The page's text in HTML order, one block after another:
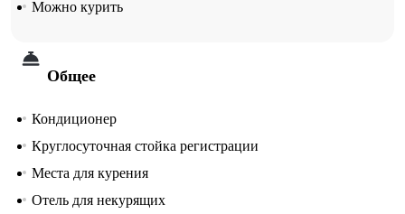
Можно курить
Общее
Кондиционер
Круглосуточная стойка регистрации
Места для курения
Отель для некурящих